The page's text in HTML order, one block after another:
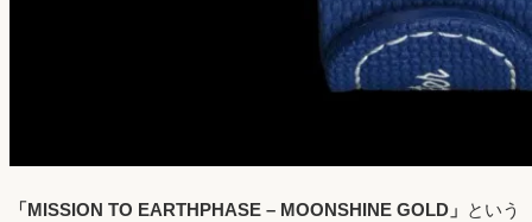
「MISSION TO EARTHPHASE – MOONSHINE GOLD」 という